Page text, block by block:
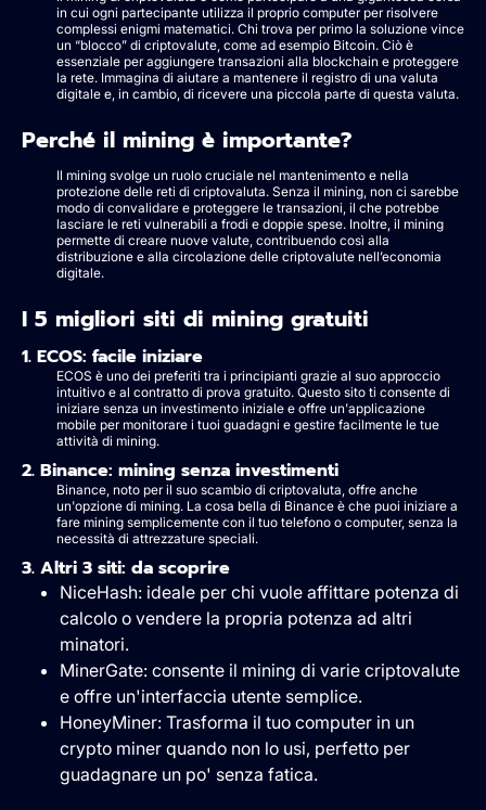
in cui ogni partecipante utilizza il proprio computer per risolvere
complessi enigmi matematici. Chi trova per primo la soluzione vince
un “blocco” di criptovalute, come ad esempio Bitcoin. Ciò è
essenziale per aggiungere transazioni alla blockchain e proteggere
la rete. Immagina di aiutare a mantenere il registro di una valuta
digitale e, in cambio, di ricevere una piccola parte di questa valuta.
Perché il mining è importante?
Il mining svolge un ruolo cruciale nel mantenimento e nella
protezione delle reti di criptovaluta. Senza il mining, non ci sarebbe
modo di convalidare e proteggere le transazioni, il che potrebbe
lasciare le reti vulnerabili a frodi e doppie spese. Inoltre, il mining
permette di creare nuove valute, contribuendo così alla
distribuzione e alla circolazione delle criptovalute nell’economia
digitale.
I 5 migliori siti di mining gratuiti
1. ECOS: facile iniziare
ECOS è uno dei preferiti tra i principianti grazie al suo approccio
intuitivo e al contratto di prova gratuito. Questo sito ti consente di
iniziare senza un investimento iniziale e offre un'applicazione
mobile per monitorare i tuoi guadagni e gestire facilmente le tue
attività di mining.
2. Binance: mining senza investimenti
Binance, noto per il suo scambio di criptovaluta, offre anche
un'opzione di mining. La cosa bella di Binance è che puoi iniziare a
fare mining semplicemente con il tuo telefono o computer, senza la
necessità di attrezzature speciali.
3. Altri 3 siti: da scoprire
NiceHash: ideale per chi vuole affittare potenza di
calcolo o vendere la propria potenza ad altri
minatori.
MinerGate: consente il mining di varie criptovalute
e offre un'interfaccia utente semplice.
HoneyMiner: Trasforma il tuo computer in un
crypto miner quando non lo usi, perfetto per
guadagnare un po' senza fatica.